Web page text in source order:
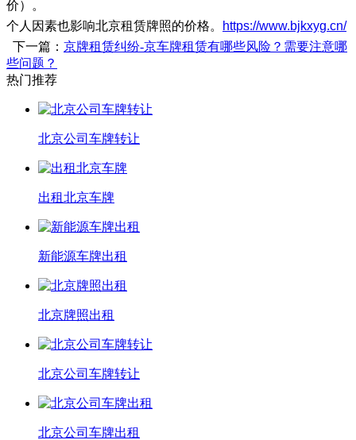
价）。
个人因素也影响北京租赁牌照的价格。
https://www.bjkxyg.cn/
下一篇： 京牌租赁纠纷-京车牌租赁有哪些风险？需要注意哪
些问题？
热门推荐
北京公司车牌转让
出租北京车牌
新能源车牌出租
北京牌照出租
北京公司车牌转让
北京公司车牌出租